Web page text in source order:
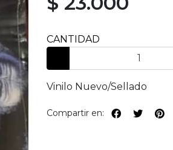
CANTIDAD
Vinilo Nuevo/Sellado
Compartir en: